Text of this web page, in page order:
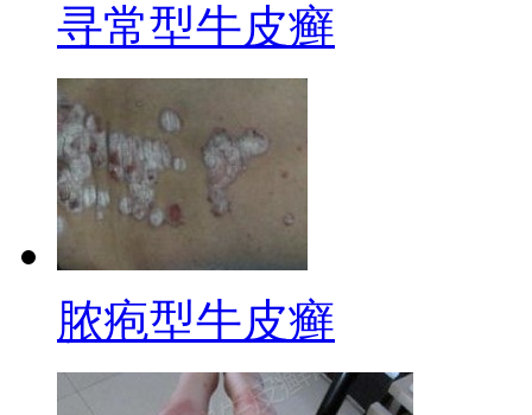
寻常型牛皮癣
脓疱型牛皮癣